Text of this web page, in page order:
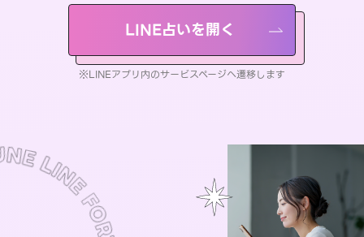
LINE占いを開く
※LINEアプリ内のサービスページへ遷移します